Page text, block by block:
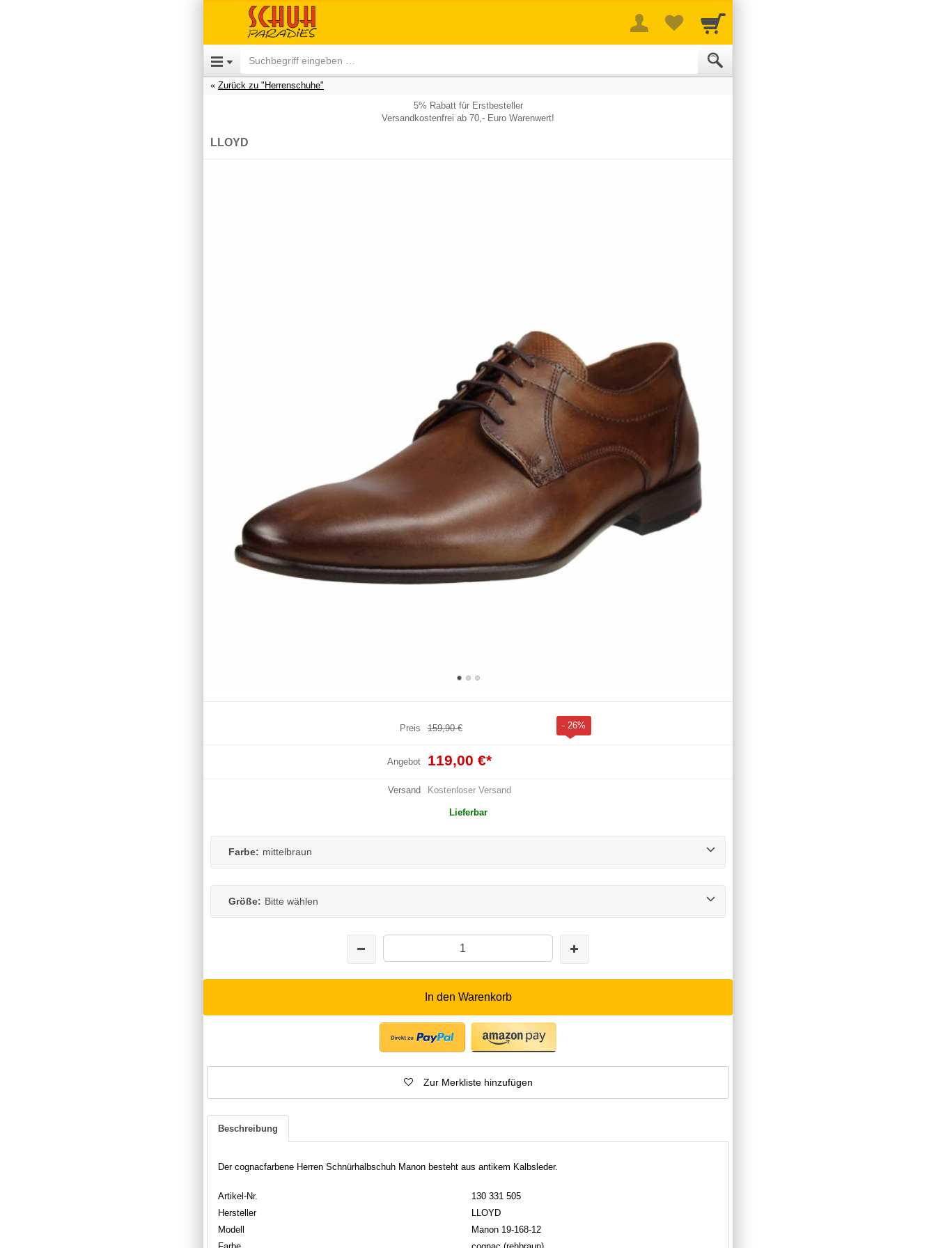
Zurück zu "Herrenschuhe"
5% Rabatt für Erstbesteller
Versandkostenfrei ab 70,- Euro Warenwert!
LLOYD
Preis 159,90 € - 26%
Angebot 119,00 €*
Versand Kostenloser Versand
Lieferbar
Farbe: mittelbraun
Größe: Bitte wählen
In den Warenkorb
Zur Merkliste hinzufügen
Beschreibung
Der cognacfarbene Herren Schnürhalbschuh Manon besteht aus antikem Kalbsleder.
Artikel-Nr.
130 331 505
Hersteller
LLOYD
Modell
Manon 19-168-12
Farbe
cognac (rehbraun)